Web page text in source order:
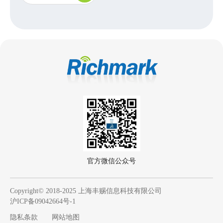
官方微信公众号
Copyright© 2018-2025 上海丰赐信息科技有限公司
沪ICP备09042664号-1
隐私条款 网站地图